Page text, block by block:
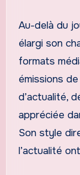
Au-delà du
élargi son
formats
émissions
d’actualité,
appréciée
Son style
l’actualité